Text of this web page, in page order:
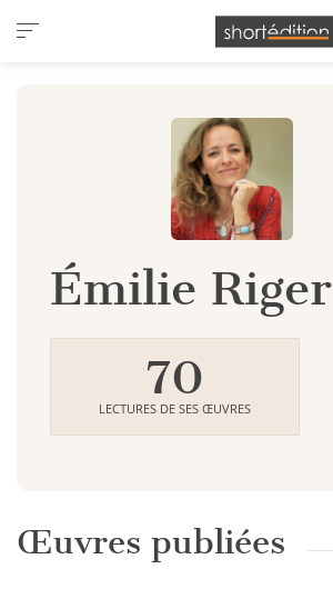
Panneau de gestion des cookies
Émilie Riger
70
LECTURES DE SES ŒUVRES
Œuvres publiées